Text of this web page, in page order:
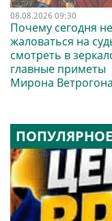
08.08.2026 09:30
Почему сегодня
жаловаться на
смотреть в
главные приметы
Мирона Ветрогона